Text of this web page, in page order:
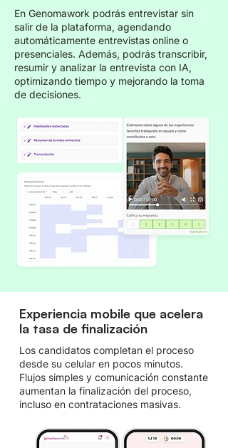
En Genomawork podrás entrevistar sin
salir de la plataforma, agendando
automáticamente entrevistas online o
presenciales. Además, podrás transcribir,
resumir y analizar la entrevista con IA,
optimizando tiempo y mejorando la toma
de decisiones.
Experiencia mobile que acelera
la tasa de finalización
Los candidatos completan el proceso
desde su celular en pocos minutos.
Flujos simples y comunicación constante
aumentan la finalización del proceso,
incluso en contrataciones masivas.